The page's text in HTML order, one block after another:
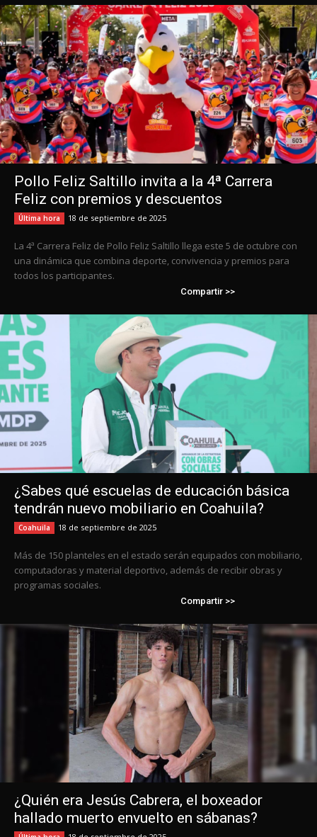
Pollo Feliz Saltillo invita a la 4ª Carrera
Feliz con premios y descuentos
Última hora 18 de septiembre de 2025
La 4ª Carrera Feliz de Pollo Feliz Saltillo llega este 5 de octubre con
una dinámica que combina deporte, convivencia y premios para
todos los participantes.
Compartir >>
¿Sabes qué escuelas de educación básica
tendrán nuevo mobiliario en Coahuila?
Coahuila 18 de septiembre de 2025
Más de 150 planteles en el estado serán equipados con mobiliario,
computadoras y material deportivo, además de recibir obras y
programas sociales.
Compartir >>
¿Quién era Jesús Cabrera, el boxeador
hallado muerto envuelto en sábanas?